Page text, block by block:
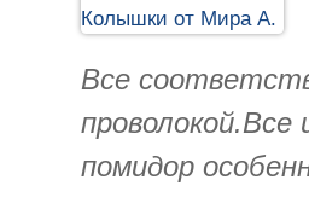
Все
проволокой.Все
помидор